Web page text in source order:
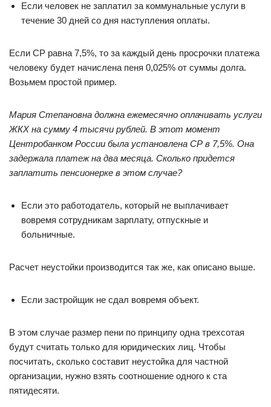
Если человек не заплатил за коммунальные услуги в
течение 30 дней со дня наступления оплаты.
Если СР равна 7,5%, то за каждый день просрочки платежа
человеку будет начислена пеня 0,025% от суммы долга.
Возьмем простой пример.
Мария Степановна должна ежемесячно оплачивать услуги
ЖКХ на сумму 4 тысячи рублей. В этот момент
Центробанком России была установлена СР в 7,5%. Она
задержала платеж на два месяца. Сколько придется
заплатить пенсионерке в этом случае?
Если это работодатель, который не выплачивает
вовремя сотрудникам зарплату, отпускные и
больничные.
Расчет неустойки производится так же, как описано выше.
Если застройщик не сдал вовремя объект.
В этом случае размер пени по принципу одна трехсотая
будут считать только для юридических лиц. Чтобы
посчитать, сколько составит неустойка для частной
организации, нужно взять соотношение одного к ста
пятидесяти.